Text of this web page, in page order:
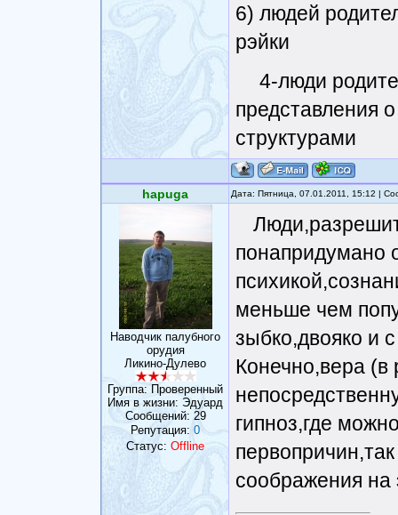
6) людей
рэйки
4-люди
представления
структурами
hapuga Дата: Пятница, 07.01.2011, 15:12 |
Наводчик палубного
орудия
Ликино-Дулево
Группа: Проверенный
Имя в жизни: Эдуард
Сообщений: 29
Репутация: 0
Статус: Offline
понапридумано
меньше чем
зыбко,двояко и
Конечно,вера (в
гипноз,где
соображения на